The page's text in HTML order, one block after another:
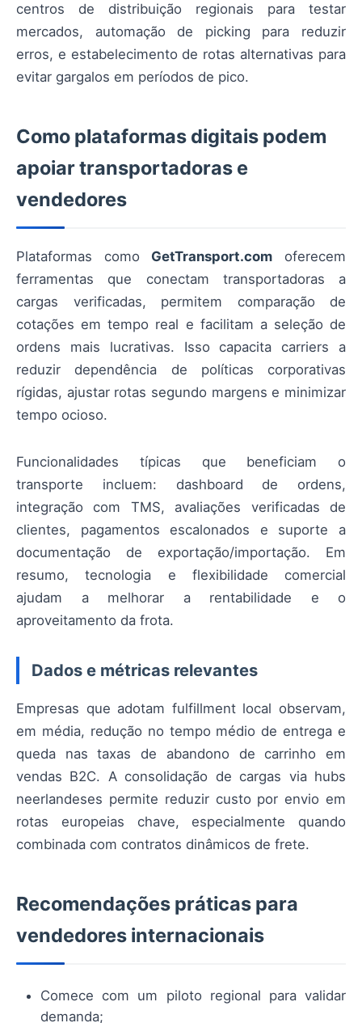
centros de distribuição regionais para testar
mercados, automação de picking para reduzir
erros, e estabelecimento de rotas alternativas para
evitar gargalos em períodos de pico.
Como plataformas digitais podem
apoiar transportadoras e
vendedores
Plataformas como GetTransport.com oferecem
ferramentas que conectam transportadoras a
cargas verificadas, permitem comparação de
cotações em tempo real e facilitam a seleção de
ordens mais lucrativas. Isso capacita carriers a
reduzir dependência de políticas corporativas
rígidas, ajustar rotas segundo margens e minimizar
tempo ocioso.
Funcionalidades típicas que beneficiam o
transporte incluem: dashboard de ordens,
integração com TMS, avaliações verificadas de
clientes, pagamentos escalonados e suporte a
documentação de exportação/importação. Em
resumo, tecnologia e flexibilidade comercial
ajudam a melhorar a rentabilidade e o
aproveitamento da frota.
Dados e métricas relevantes
Empresas que adotam fulfillment local observam,
em média, redução no tempo médio de entrega e
queda nas taxas de abandono de carrinho em
vendas B2C. A consolidação de cargas via hubs
neerlandeses permite reduzir custo por envio em
rotas europeias chave, especialmente quando
combinada com contratos dinâmicos de frete.
Recomendações práticas para
vendedores internacionais
Comece com um piloto regional para validar
demanda;